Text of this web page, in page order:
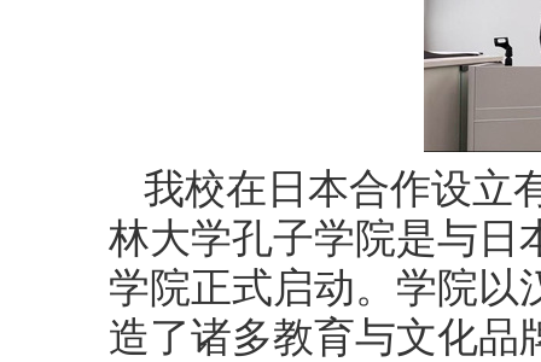
我校在日本合作设立
林大学孔子学院是与日
学院正式启动。学院以
造了诸多教育与文化品